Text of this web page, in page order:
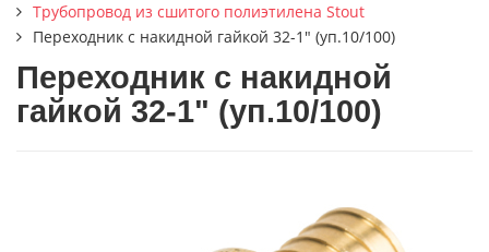
Трубопровод из сшитого полиэтилена Stout
Переходник с накидной гайкой 32-1" (уп.10/100)
Переходник с накидной
гайкой 32-1" (уп.10/100)